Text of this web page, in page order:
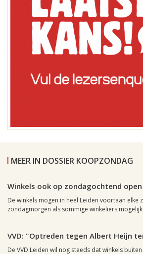
MEER IN DOSSIER KOOPZONDAG
Winkels ook op zondagochtend open
De winkels mogen in heel Leiden voortaan elke
zondagmorgen als sommige winkeliers
VVD: "Optreden tegen Albert Heijn
De VVD Leiden wil nog steeds dat winkels